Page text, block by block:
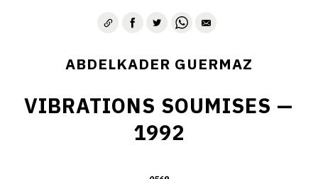
ABDELKADER GUERMAZ
VIBRATIONS SOUMISES —
1992